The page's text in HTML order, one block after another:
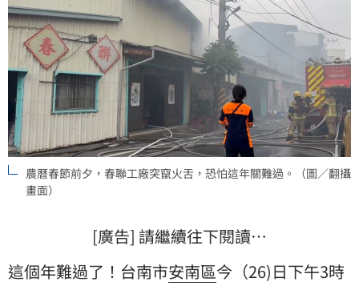
農曆春節前夕，春聯工廠突竄火舌，恐怕這年關難過。（圖／翻攝
畫面）
[廣告] 請繼續往下閱讀…
這個年難過了！台南市安南區今（26)日下午3時